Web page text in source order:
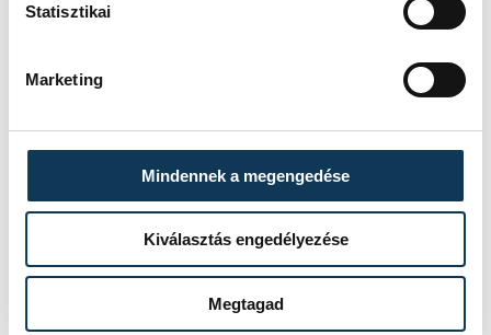
Statisztikai
Marketing
Mindennek a megengedése
Kiválasztás engedélyezése
Megtagad